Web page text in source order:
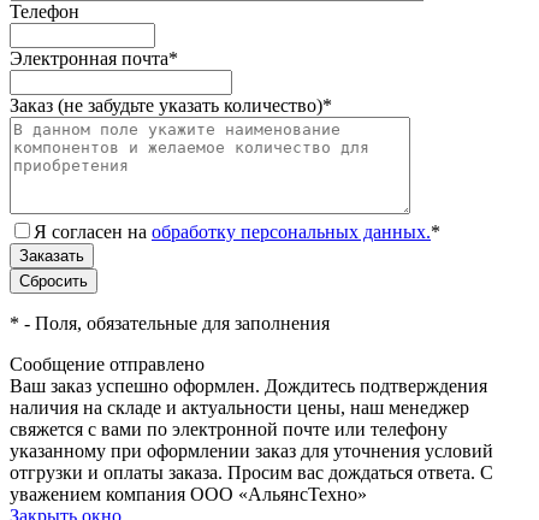
Телефон
Электронная почта*
Заказ (не забудьте указать количество)*
Я согласен на обработку персональных данных.*
* - Поля, обязательные для заполнения
Сообщение отправлено
Ваш заказ успешно оформлен. Дождитесь подтверждения
наличия на складе и актуальности цены, наш менеджер
свяжется с вами по электронной почте или телефону
указанному при оформлении заказ для уточнения условий
отгрузки и оплаты заказа. Просим вас дождаться ответа. С
уважением компания ООО «АльянсТехно»
Закрыть окно